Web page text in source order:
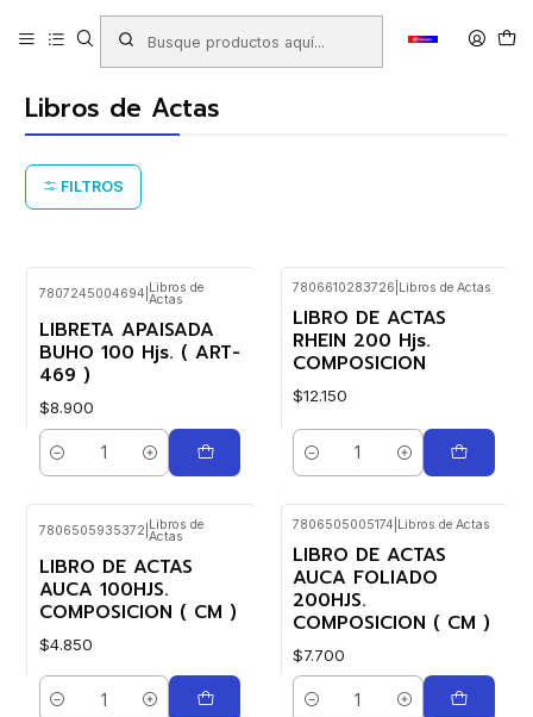
Productos LIBRERIA Libros Libros Contables
Libros de Actas
Libros de Actas
FILTROS
7807245004694 Libros de
Actas
LIBRETA APAISADA
BUHO 100 Hjs. ( ART-
469 )
$8.900
Cantidad
7806610283726 Libros de Actas
LIBRO DE ACTAS
RHEIN 200 Hjs.
COMPOSICION
$12.150
Cantidad
7806505935372 Libros de
Actas
LIBRO DE ACTAS
AUCA 100HJS.
COMPOSICION ( CM )
$4.850
Cantidad
7806505005174 Libros de Actas
LIBRO DE ACTAS
AUCA FOLIADO
200HJS.
COMPOSICION ( CM )
$7.700
Cantidad